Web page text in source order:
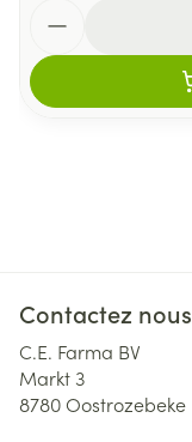
Contactez nous
C.E. Farma BV
Markt 3
8780Oostrozebeke